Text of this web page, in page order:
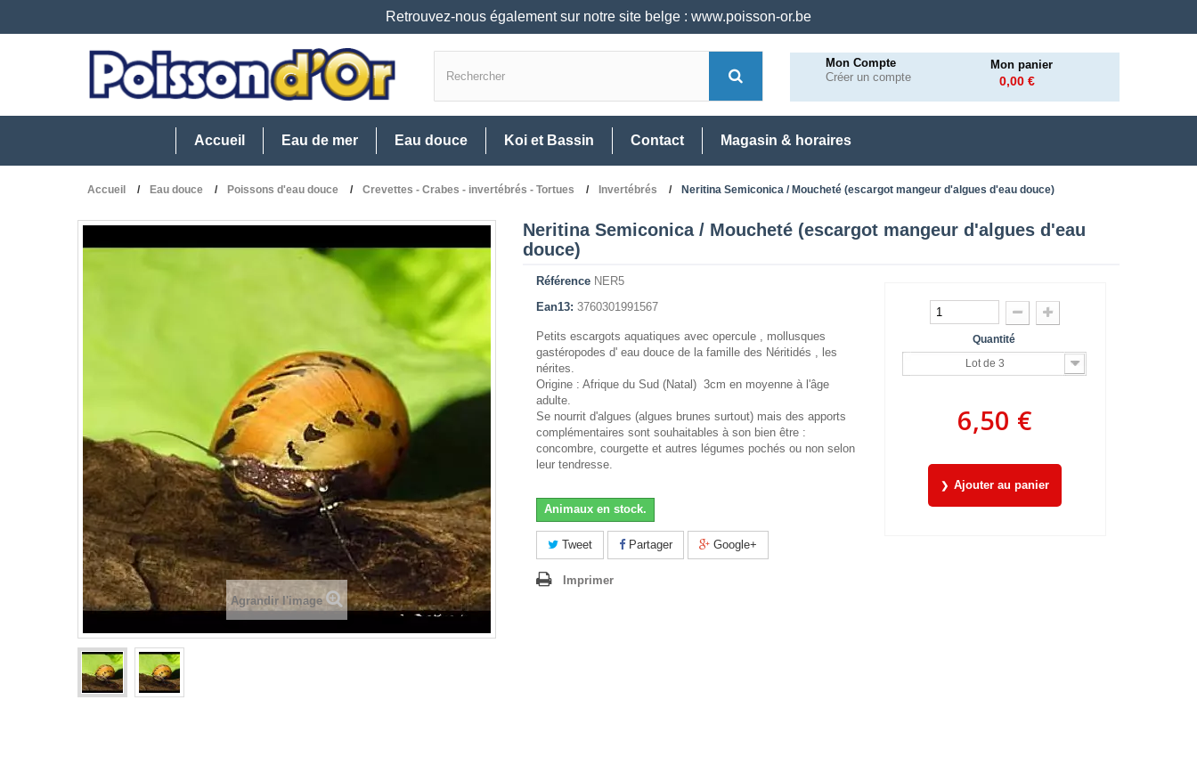
Retrouvez-nous également sur notre site belge : www.poisson-or.be
Mon Compte
Créer un compte
Mon panier
0,00 €
Accueil Eau de mer Eau douce Koi et Bassin Contact Magasin & horaires
Accueil Eau douce Poissons d'eau douce Crevettes - Crabes - invertébrés - Tortues Invertébrés Neritina Semiconica / Moucheté (escargot mangeur d'algues d'eau douce)
Agrandir l'image
Neritina Semiconica / Moucheté (escargot mangeur d'algues d'eau
douce)
Référence NER5
Ean13: 3760301991567
Petits escargots aquatiques avec opercule , mollusques
gastéropodes d' eau douce de la famille des Néritidés , les
nérites.
Origine : Afrique du Sud (Natal) 3cm en moyenne à l'âge
adulte.
Se nourrit d'algues (algues brunes surtout) mais des apports
complémentaires sont souhaitables à son bien être :
concombre, courgette et autres légumes pochés ou non selon
leur tendresse.
Animaux en stock.
Tweet Partager Google+
Imprimer
Quantité
Lot de 3
6,50 €
Ajouter au panier